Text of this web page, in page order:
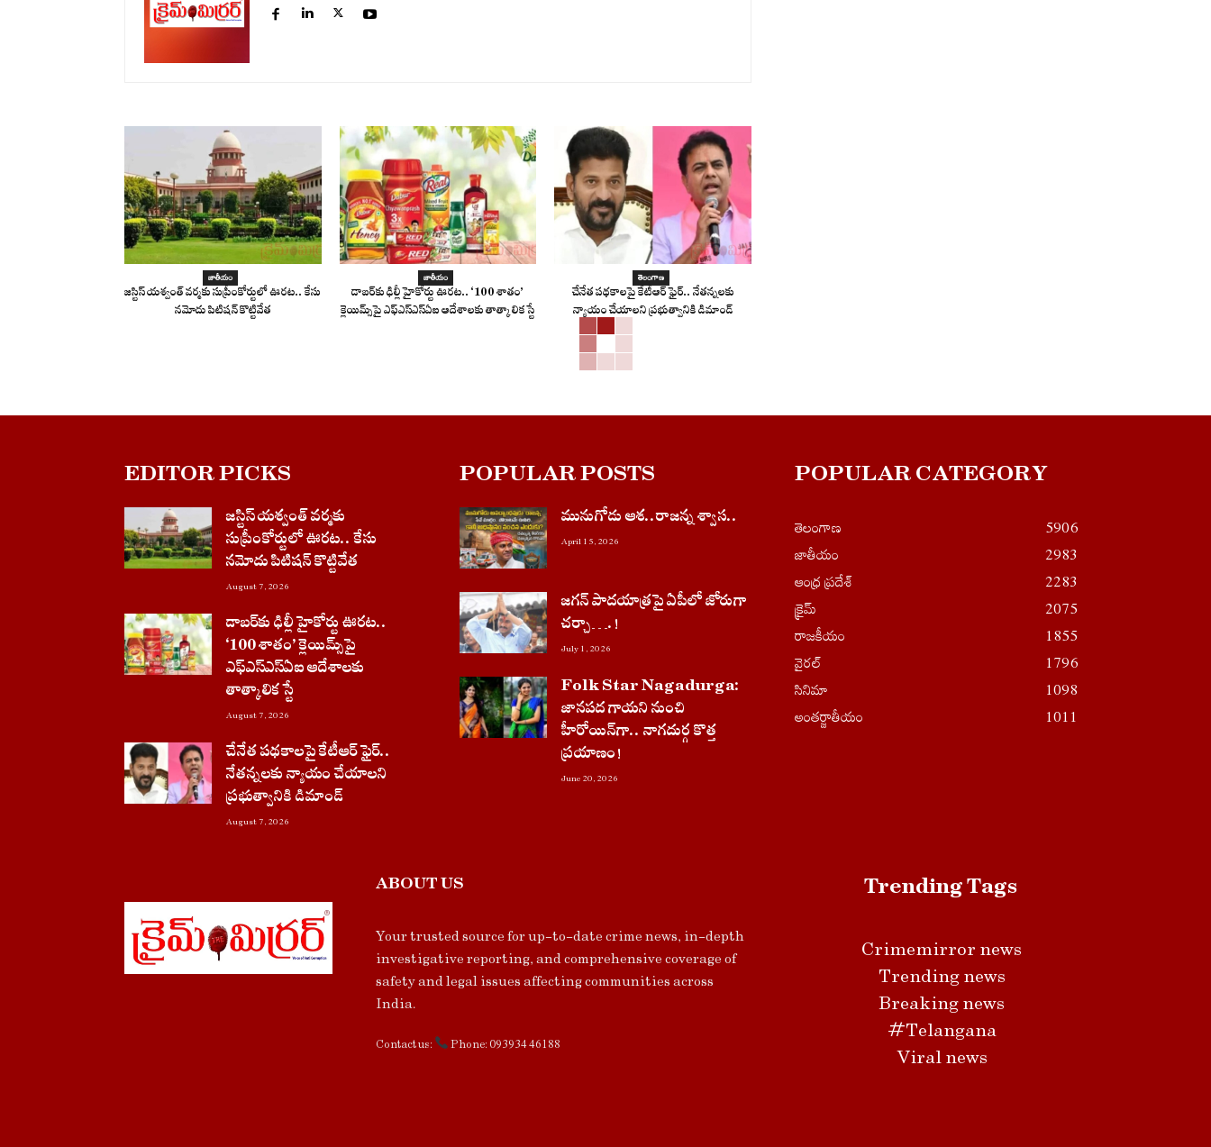
జాతీయం
జస్టిస్ యశ్వంత్ వర్మకు సుప్రీంకోర్టులో ఊరట.. కేసు
నమోదు పిటిషన్ కొట్టివేత
జాతీయం
డాబర్‌కు ఢిల్లీ హైకోర్టు ఊరట.. ‘100 శాతం’
క్లెయిమ్స్‌పై ఎఫ్‌ఎస్‌ఎస్‌ఏఐ ఆదేశాలకు తాత్కాలిక స్టే
తెలంగాణ
చేనేత పథకాలపై కేటీఆర్ ఫైర్.. నేతన్నలకు
న్యాయం చేయాలని ప్రభుత్వానికి డిమాండ్
EDITOR PICKS
జస్టిస్ యశ్వంత్ వర్మకు
సుప్రీంకోర్టులో ఊరట.. కేసు
నమోదు పిటిషన్ కొట్టివేత
August 7, 2026
డాబర్‌కు ఢిల్లీ హైకోర్టు ఊరట..
‘100 శాతం’ క్లెయిమ్స్‌పై
ఎఫ్‌ఎస్‌ఎస్‌ఏఐ ఆదేశాలకు
తాత్కాలిక స్టే
August 7, 2026
చేనేత పథకాలపై కేటీఆర్ ఫైర్..
నేతన్నలకు న్యాయం చేయాలని
ప్రభుత్వానికి డిమాండ్
August 7, 2026
POPULAR POSTS
మునుగోడు ఆశ..రాజన్న శ్వాస..
April 15, 2026
జగన్ పాదయాత్రపై ఏపీలో జోరుగా
చ‌ర్చా….!
July 1, 2026
Folk Star Nagadurga:
జానపద గాయని నుంచి
హీరోయిన్‌గా.. నాగదుర్గ కొత్త
ప్రయాణం!
June 20, 2026
POPULAR CATEGORY
తెలంగాణ
5906
జాతీయం
2983
ఆంధ్ర ప్రదేశ్
2283
క్రైమ్
2075
రాజకీయం
1855
వైరల్
1796
సినిమా
1098
అంతర్జాతీయం
1011
ABOUT US
Your trusted source for up-to-date crime news, in-depth
investigative reporting, and comprehensive coverage of
safety and legal issues affecting communities across
India.
Contact us: Phone: 093934 46188
Trending Tags
Crimemirror news
Trending news
Breaking news
#Telangana
Viral news